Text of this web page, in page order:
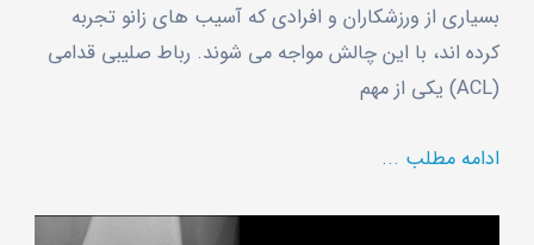
بسیاری از ورزشکاران و افرادی که آسیب‌ های زانو تجربه
کرده ‌اند، با این چالش مواجه می‌ شوند. رباط صلیبی قدامی
(ACL) یکی از مهم
ادامه مطلب ...